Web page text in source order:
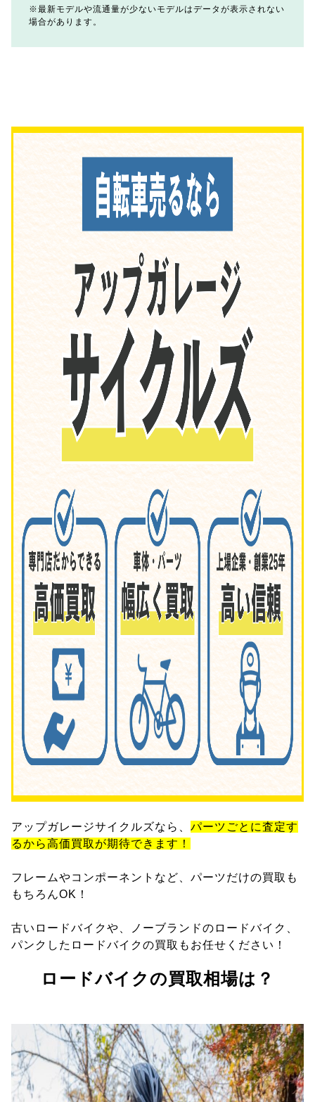
最新モデルや流通量が少ないモデルはデータが表示されない
場合があります。
アップガレージサイクルズなら、 パーツごとに査定す
るから高価買取が期待できます！
フレームやコンポーネントなど、パーツだけの買取も
もちろんOK！
古いロードバイクや、ノーブランドのロードバイク、
パンクしたロードバイクの買取もお任せください！
ロードバイクの買取相場は？